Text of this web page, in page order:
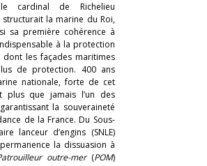
cardinal de Richelieu
la marine du Roi,
sa première cohérence à
à la protection
dont les façades maritimes
de protection. 400 ans
nationale, forte de cet
plus que jamais l’un des
la souveraineté
de la France. Du Sous-
lanceur d’engins (SNLE)
la dissuasion à
outre-mer(POM)